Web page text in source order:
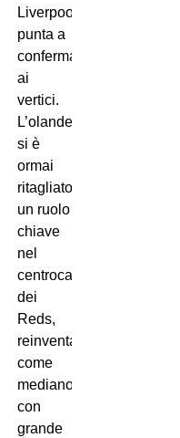
Liverpool
punta a
confermarsi
ai
vertici.
L’olandese
si è
ormai
ritagliato
un ruolo
chiave
nel
centrocampo
dei
Reds,
reinventandosi
come
mediano
con
grande